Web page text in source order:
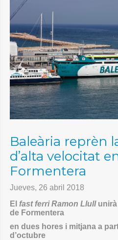
Baleària reprèn
d’alta velocitat
Formentera
Jueves, 26 abril 2018
El fast ferri Ramon Llullunirà
de Formentera
en dues hores i mitjana a
d’octubre